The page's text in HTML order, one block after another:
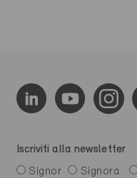
Iscriviti alla newsletter
Signor
Signora